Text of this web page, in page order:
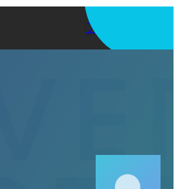
アプリを使う